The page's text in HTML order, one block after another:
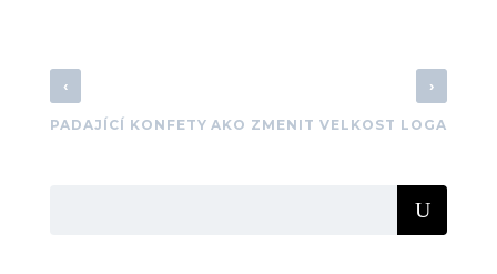
‹
PADAJÍCÍ KONFETY
›
AKO ZMENIT VELKOST LOGA